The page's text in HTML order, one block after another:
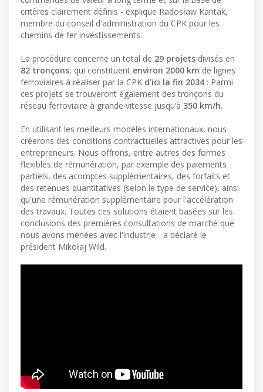
critères clairement définis - explique Radosław Kantak,
membre du conseil d'administration du CPK pour les
chemins de fer investissements.
La procédure concerne un total de 29 projets divisés en
82 tronçons, qui constituent environ 2000 km de lignes
ferroviaires à réaliser par la CPK d’ici la fin 2034 : Parmi
ces projets se trouveront également des tronçons du
réseau ferroviaire à grande vitesse jusqu’à 350 km/h.
En utilisant les meilleurs modèles internationaux, nous
créerons des conditions contractuelles attractives pour les
entrepreneurs. Nous offrons, entre autres des formes
flexibles de rémunération, par exemple des paiements
partiels, des acomptes supplémentaires, des forfaits et
des retenues quantitatives (selon le type de service), ainsi
qu'une rémunération supplémentaire pour l'accélération
des travaux. Toutes ces solutions étaient basées sur les
conclusions des premières consultations de marché que
nous avons menées avec l'industrie - a déclaré le
président Mikołaj Wild.